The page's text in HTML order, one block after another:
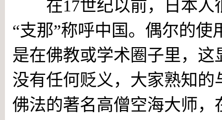
在17世纪以前，日本人
“支那”称呼中国。偶尔的使
是在佛教或学术圈子里，
没有任何贬义，大家熟知
佛法的著名高僧空海大师